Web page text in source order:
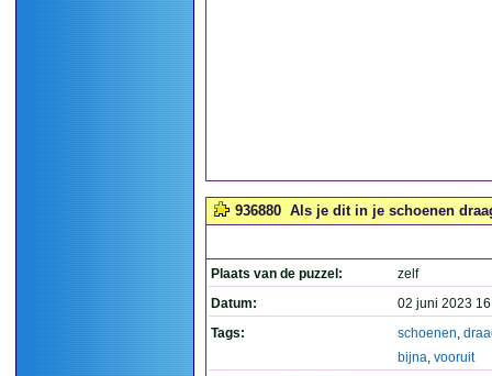
936880 Als je dit in je schoenen
Plaats van de puzzel:
zelf
Datum:
02 juni 2023
Tags:
schoenen,
bijna, vooruit